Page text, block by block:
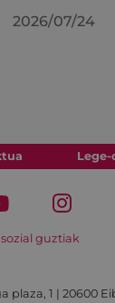
2026/07/24
Lege-
guztiak
plaza, 1 | 20600